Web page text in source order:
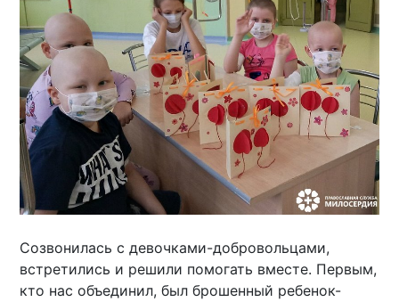
Созвонилась с девочками-добровольцами,
встретились и решили помогать вместе. Первым,
кто нас объединил, был брошенный ребенок-